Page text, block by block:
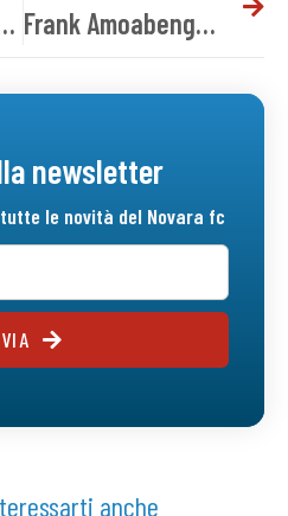
della prima squadra Frank Amoabeng al Neuchatel Xamax
newsletter
le novità del Novara fc
anche